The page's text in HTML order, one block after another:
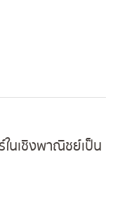
นเชิงพาณิชย์เป็น